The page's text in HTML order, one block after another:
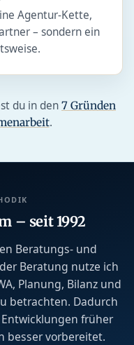
Agentur-Kette,
– sondern ein
du in den 7 Gründen
.
– seit 1992
Beratungs- und
Beratung nutze ich
Planung, Bilanz und
betrachten. Dadurch
früher
besser vorbereitet.